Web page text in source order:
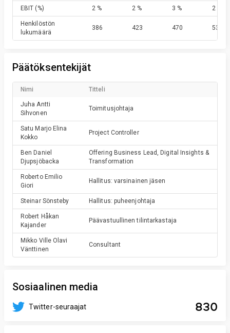
EBIT (%) 2 % 2 % 3 % 2 %
Henkilöstön
lukumäärä
386 423 470 531
Päätöksentekijät
Nimi Titteli
Juha Antti
Sihvonen
Toimitusjohtaja
Satu Marjo Elina
Kokko
Project Controller
Ben Daniel
Djupsjöbacka
Offering Business Lead, Digital Insights &
Transformation
Roberto Emilio
Giori
Hallitus: varsinainen jäsen
Steinar Sönsteby Hallitus: puheenjohtaja
Robert Håkan
Kajander
Päävastuullinen tilintarkastaja
Mikko Ville Olavi
Vänttinen
Consultant
Sosiaalinen media
Twitter-seuraajat 830